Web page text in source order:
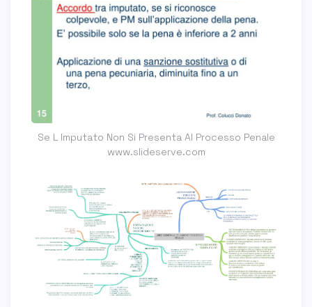
Se L Imputato Non Si Presenta Al Processo Penale
www.slideserve.com